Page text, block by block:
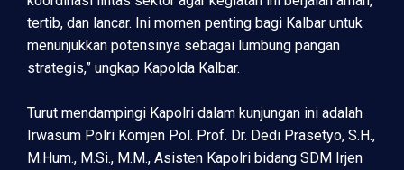
tertib, dan lancar. Ini momen penting bagi Kalbar untuk
menunjukkan potensinya sebagai lumbung pangan
strategis,” ungkap Kapolda Kalbar.
Turut mendampingi Kapolri dalam kunjungan ini adalah
Irwasum Polri Komjen Pol. Prof. Dr. Dedi Prasetyo, S.H.,
M.Hum., M.Si., M.M., Asisten Kapolri bidang SDM Irjen